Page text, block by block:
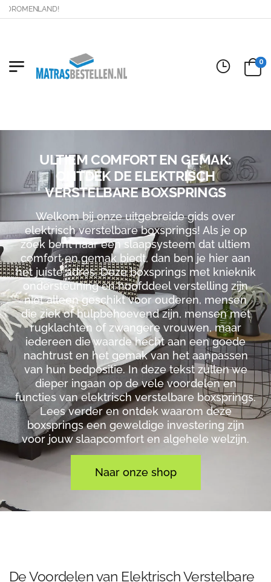
0
ULTIEM COMFORT EN GEMAK:
ONTDEK DE ELEKTRISCH
VERSTELBARE BOXSPRINGS
Welkom bij onze uitgebreide gids over
elektrisch verstelbare boxsprings! Als je op
zoek bent naar een slaapsysteem dat ultiem
comfort en gemak biedt, dan ben je hier aan
het juiste adres. Deze boxsprings met knieknik
ondersteuning en hoofddeel verstelling zijn
niet alleen geschikt voor ouderen, mensen
die ziek of hulpbehoevend zijn, mensen met
rugklachten of zwangere vrouwen, maar
iedereen die waarde hecht aan een goede
nachtrust en het gemak van het aanpassen
van hun bedpositie. In deze tekst zullen we
dieper ingaan op de vele voordelen en
functies van elektrisch verstelbare boxsprings.
Lees verder en ontdek waarom deze
boxsprings een geweldige investering zijn
voor jouw slaapcomfort en algehele welzijn.
Naar onze shop
De Voordelen van Elektrisch Verstelbare